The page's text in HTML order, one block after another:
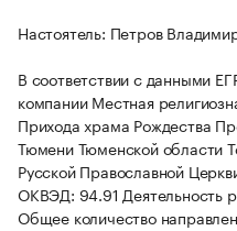
Настоятель: Петров
В соответствии с данными
компании Местная
Прихода храма Рождества
Тюмени Тюменской области
Русской Православной
ОКВЭД: 94.91 Деятельность
Общее количество